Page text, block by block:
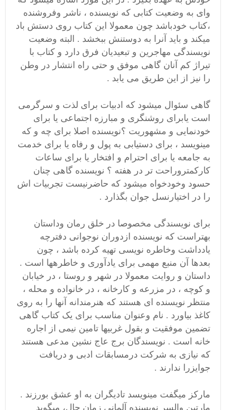
وای به وضعیت کتابی که نویسنده ، ناشر وفروشنده
،کتاب خودباشد چون معمولا این کتاب روی دستش باد
میکند و باید آنرا به دوستنش ببخشد . البته وضعیت
نویسندگی مهاجرین و تبعیدیان فرق دارد و کتاب با
تیراژ کم آنان گاهی موفق و حتی راه انتشار در وطن
را نیز از این طریق می یابد .
گاهی سئوال میشود که ادبیات برای لذت و سرگرمی
است یابرای روشنگری و مبارزه اجتماعی یا برای
خودنمایی و مشهوریت ؟نویسنده اصلا برای چه و که
مینویسد ، برای دستیابی به پول و رفاه یا برای خدمت
به جامعه یا برای احترام و افتخار یا برای ساعات
کارکمتروراحت تر در هفته ؟ نویسنده گاهی چنان
حسود وخودخواه میشود که حاضرنیست تجربیات اش
را در اختیارنسل جوان بگذارد .
برای نویسندگی مخصوصا در خلق رمان وداستان
بهتراست که نویسنده ازدوران نوجوانی دفترچه
یادداشت وخاطره نویسی تهیه کرده باشد ، چون
بعدها آن منبع مهمی برای یادآوری و خاطرهها است .
داستان و روایت معمولا در شهر و روستا ، در خیابان
و کوچه ، در مزرعه و کارخانه ، در خانواده و محله ،
منتظر نویسنده ای هستند که هنرمندانه آنها را به روی
کاغذ بیاورد . نام وعنوان مناسب برای یک کتاب گاهی
تضمین موفقیت و بقول غربیها تامین نیمی از اجاره
خانه است . نویسندگان برج عاج نشین مدعی هستند
که نیازی به شرکت درمسابقات ادبی و دریافت
جوایزرا ندارند .
مارکز میگفت مینویسد تادیگران به او عشق بورزند .
مارتین والسر نویسنده آلمانی زمان حال، میگوید